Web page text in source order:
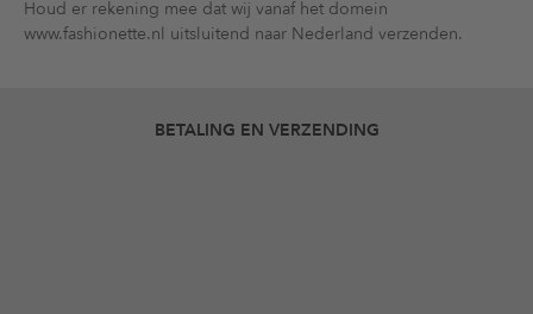
Houd er rekening mee dat wij vanaf het domein
www.fashionette.nl uitsluitend naar Nederland verzenden.
BETALING EN VERZENDING